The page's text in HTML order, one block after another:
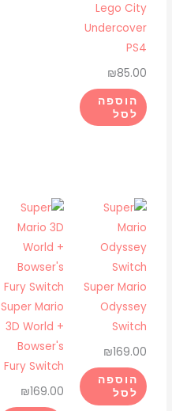
Lego City
Undercover
PS4
₪85.00
הוספה
לסל
Super Mario
Odyssey
Switch
₪169.00
הוספה
לסל
Super Mario
3D World +
Bowser's
Fury Switch
₪169.00